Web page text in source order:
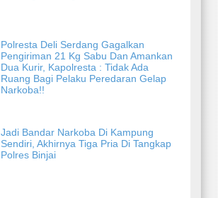
Polresta Deli Serdang Gagalkan
Pengiriman 21 Kg Sabu Dan Amankan
Dua Kurir, Kapolresta : Tidak Ada
Ruang Bagi Pelaku Peredaran Gelap
Narkoba!!
Jadi Bandar Narkoba Di Kampung
Sendiri, Akhirnya Tiga Pria Di Tangkap
Polres Binjai